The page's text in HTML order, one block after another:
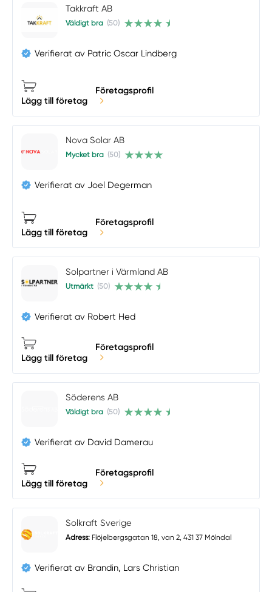
Takkraft AB
Väldigt bra (50)
Verifierat av Patric Oscar Lindberg
Lägg till företag
Företagsprofil
Nova Solar AB
Mycket bra (50)
Verifierat av Joel Degerman
Lägg till företag
Företagsprofil
Solpartner i Värmland AB
Utmärkt (50)
Verifierat av Robert Hed
Lägg till företag
Företagsprofil
Söderens AB
Väldigt bra (50)
Verifierat av David Damerau
Lägg till företag
Företagsprofil
Solkraft Sverige
Adress: Flöjelbergsgatan 18, van 2, 431 37 Mölndal
Verifierat av Brandin, Lars Christian